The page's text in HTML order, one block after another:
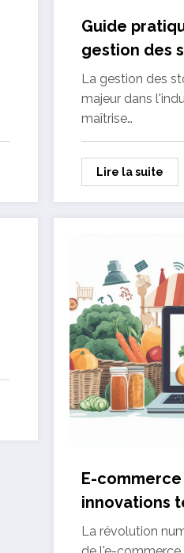
Guide
gestion des
porter
La gestion des
majeur dans
maîtrise…
Lire la suite
E-
innovations
augmenter
La révolution